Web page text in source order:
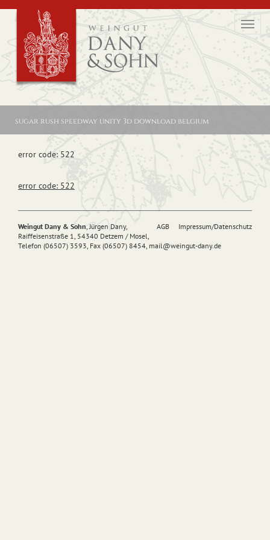
sugar rush speedway unity 3d download belgium
error code: 522
error code: 522
AGB Impressum/Datenschutz
Weingut Dany & Sohn, Jürgen Dany,
Raiffeisenstraße 1, 54340 Detzem / Mosel,
Telefon (06507) 3593, Fax (06507) 8454, mail@weingut-dany.de